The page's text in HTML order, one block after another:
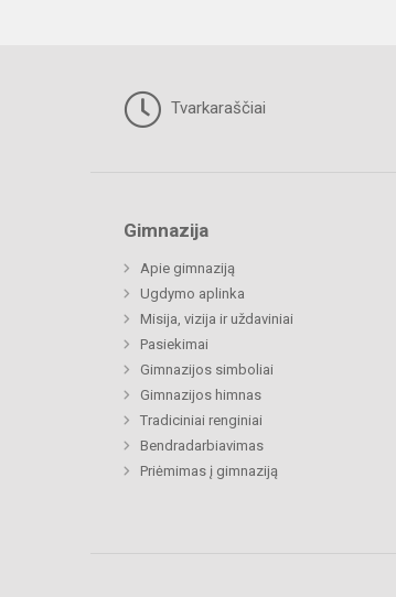
Tvarkaraščiai
Gimnazija
Apie gimnaziją
Ugdymo aplinka
Misija, vizija ir uždaviniai
Pasiekimai
Gimnazijos simboliai
Gimnazijos himnas
Tradiciniai renginiai
Bendradarbiavimas
Priėmimas į gimnaziją